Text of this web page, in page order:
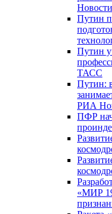
Новости
Путин
Путин
ТАСС
Путин:
РИА
ПФР
«МИР